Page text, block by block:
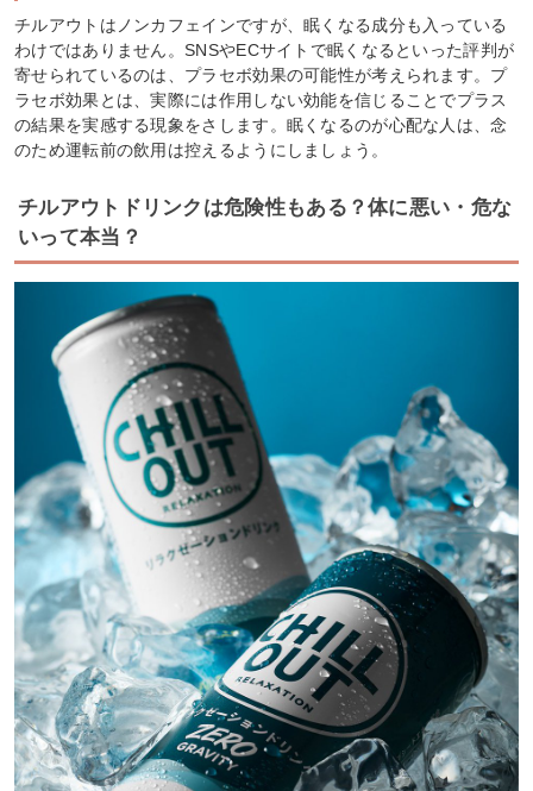
チルアウトはノンカフェインですが、眠くなる成分も入っている
わけではありません。SNSやECサイトで眠くなるといった評判が
寄せられているのは、プラセボ効果の可能性が考えられます。プ
ラセボ効果とは、実際には作用しない効能を信じることでプラス
の結果を実感する現象をさします。眠くなるのが心配な人は、念
のため運転前の飲用は控えるようにしましょう。
チルアウトドリンクは危険性もある？体に悪い・危な
いって本当？